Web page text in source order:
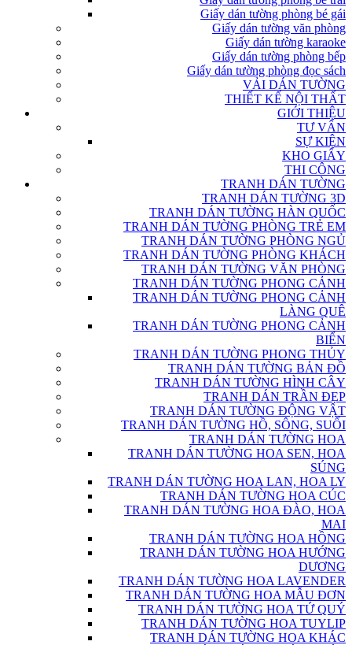
Giấy dán tường phòng bé gái
Giấy dán tường văn phòng
Giấy dán tường karaoke
Giấy dán tường phòng bếp
Giấy dán tường phòng đọc sách
VẢI DÁN TƯỜNG
THIẾT KẾ NỘI THẤT
GIỚI THIỆU
TƯ VẤN
SỰ KIỆN
KHO GIẤY
THI CÔNG
TRANH DÁN TƯỜNG
TRANH DÁN TƯỜNG 3D
TRANH DÁN TƯỜNG HÀN QUỐC
TRANH DÁN TƯỜNG PHÒNG TRẺ EM
TRANH DÁN TƯỜNG PHÒNG NGỦ
TRANH DÁN TƯỜNG PHÒNG KHÁCH
TRANH DÁN TƯỜNG VĂN PHÒNG
TRANH DÁN TƯỜNG PHONG CẢNH
TRANH DÁN TƯỜNG PHONG CẢNH
LÀNG QUÊ
TRANH DÁN TƯỜNG PHONG CẢNH
BIỂN
TRANH DÁN TƯỜNG PHONG THỦY
TRANH DÁN TƯỜNG BẢN ĐỒ
TRANH DÁN TƯỜNG HÌNH CÂY
TRANH DÁN TRẦN ĐẸP
TRANH DÁN TƯỜNG ĐỘNG VẬT
TRANH DÁN TƯỜNG HỒ, SÔNG, SUỐI
TRANH DÁN TƯỜNG HOA
TRANH DÁN TƯỜNG HOA SEN, HOA
SÚNG
TRANH DÁN TƯỜNG HOA LAN, HOA LY
TRANH DÁN TƯỜNG HOA CÚC
TRANH DÁN TƯỜNG HOA ĐÀO, HOA
MAI
TRANH DÁN TƯỜNG HOA HỒNG
TRANH DÁN TƯỜNG HOA HƯỚNG
DƯƠNG
TRANH DÁN TƯỜNG HOA LAVENDER
TRANH DÁN TƯỜNG HOA MẪU ĐƠN
TRANH DÁN TƯỜNG HOA TỨ QUÝ
TRANH DÁN TƯỜNG HOA TUYLIP
TRANH DÁN TƯỜNG HOA KHÁC